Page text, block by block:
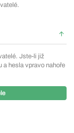
Jste-li již
a hesla vpravo nahoře